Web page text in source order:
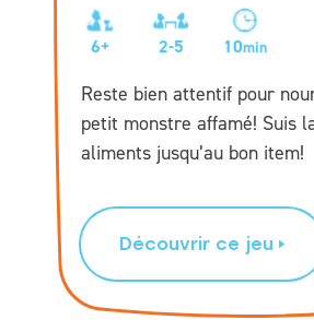
6+ 2-5 10min
Reste bien attentif pour
petit monstre affamé! Suis
aliments jusqu’au bon item!
Découvrir ce jeu